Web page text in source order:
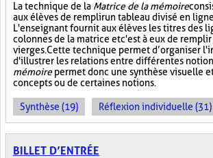
La technique de la Matrice de la mémoire
aux élèves de remplir un tableau divisé en
L'enseignant fournit aux élèves les titres des
colonnes de la matrice et c'est à eux de remplir
vierges. Cette technique permet d’organiser
d'illustrer les relations entre différentes
mémoirepermet donc une synthèse visuelle
concepts ou de certaines notions.
Synthèse (19) Réflexion individuelle (31)
BILLET D’ENTRÉE